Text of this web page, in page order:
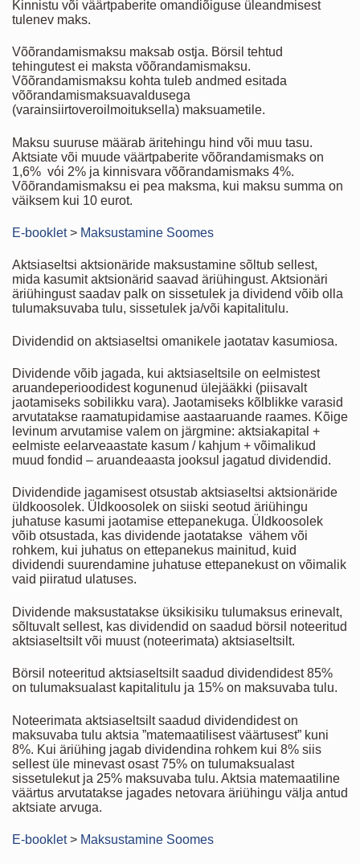
Kinnistu või väärtpaberite omandiõiguse üleandmisest
tulenev maks.
Võõrandamismaksu maksab ostja. Börsil tehtud
tehingutest ei maksta võõrandamismaksu.
Võõrandamismaksu kohta tuleb andmed esitada
võõrandamismaksuavaldusega
(varainsiirtoveroilmoituksella) maksuametile.
Maksu suuruse määrab äritehingu hind või muu tasu.
Aktsiate või muude väärtpaberite võõrandamismaks on
1,6% vói 2% ja kinnisvara võõrandamismaks 4%.
Võõrandamismaksu ei pea maksma, kui maksu summa on
väiksem kui 10 eurot.
E-booklet> Maksustamine Soomes
Aktsiaseltsi aktsionäride maksustamine sõltub sellest,
mida kasumit aktsionärid saavad äriühingust. Aktsionäri
äriühingust saadav palk on sissetulek ja dividend võib olla
tulumaksuvaba tulu, sissetulek ja/või kapitalitulu.
Dividendid on aktsiaseltsi omanikele jaotatav kasumiosa.
Dividende võib jagada, kui aktsiaseltsile on eelmistest
aruandeperioodidest kogunenud ülejääkki (piisavalt
jaotamiseks sobilikku vara). Jaotamiseks kõlblikke varasid
arvutatakse raamatupidamise aastaaruande raames. Kõige
levinum arvutamise valem on järgmine: aktsiakapital +
eelmiste eelarveaastate kasum / kahjum + võimalikud
muud fondid – aruandeaasta jooksul jagatud dividendid.
Dividendide jagamisest otsustab aktsiaseltsi aktsionäride
üldkoosolek. Üldkoosolek on siiski seotud äriühingu
juhatuse kasumi jaotamise ettepanekuga. Üldkoosolek
võib otsustada, kas dividende jaotatakse vähem või
rohkem, kui juhatus on ettepanekus mainitud, kuid
dividendi suurendamine juhatuse ettepanekust on võimalik
vaid piiratud ulatuses.
Dividende maksustatakse üksikisiku tulumaksus erinevalt,
sõltuvalt sellest, kas dividendid on saadud börsil noteeritud
aktsiaseltsilt või muust (noteerimata) aktsiaseltsilt.
Börsil noteeritud aktsiaseltsilt saadud dividendidest 85%
on tulumaksualast kapitalitulu ja 15% on maksuvaba tulu.
Noteerimata aktsiaseltsilt saadud dividendidest on
maksuvaba tulu aktsia ”matemaatilisest väärtusest” kuni
8%. Kui äriühing jagab dividendina rohkem kui 8% siis
sellest üle minevast osast 75% on tulumaksualast
sissetulekut ja 25% maksuvaba tulu. Aktsia matemaatiline
väärtus arvutatakse jagades netovara äriühingu välja antud
aktsiate arvuga.
E-booklet> Maksustamine Soomes